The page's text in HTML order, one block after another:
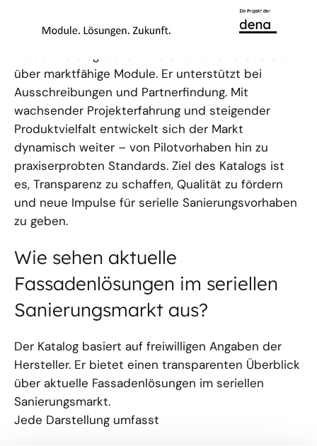
Wohnungsunternehmen und Eigentümern. Der
über marktfähige Module. Er unterstützt bei
Ausschreibungen und Partnerfindung. Mit
wachsender Projekterfahrung und steigender
Produktvielfalt entwickelt sich der Markt
dynamisch weiter – von Pilotvorhaben hin zu
praxiserprobten Standards. Ziel des Katalogs ist
es, Transparenz zu schaffen, Qualität zu fördern
und neue Impulse für serielle Sanierungsvorhaben
zu geben.
Wie sehen aktuelle
Fassadenlösungen im seriellen
Sanierungsmarkt aus?
Der Katalog basiert auf freiwilligen Angaben der
Hersteller. Er bietet einen transparenten Überblick
über aktuelle Fassadenlösungen im seriellen
Sanierungsmarkt.
Jede Darstellung umfasst